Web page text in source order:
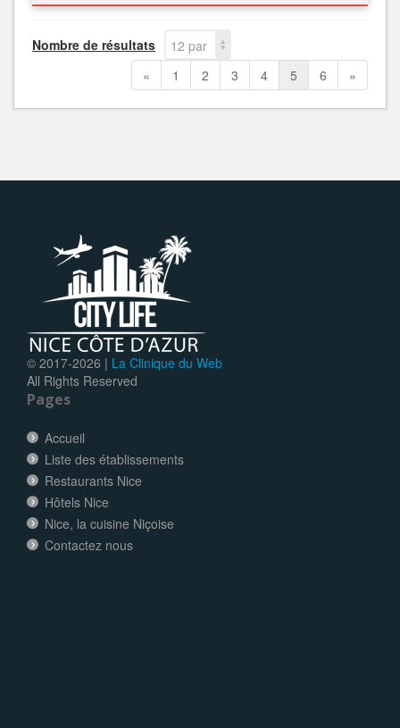
Nombre de résultats
12 par
page
« 1 2 3 4 5 6 »
© 2017-2026 | La Clinique du Web
All Rights Reserved
Pages
Accueil
Liste des établissements
Restaurants Nice
Hôtels Nice
Nice, la cuisine Niçoise
Contactez nous